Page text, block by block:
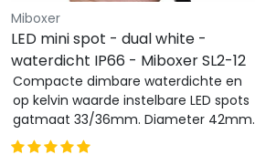
Miboxer
LED mini spot - dual white -
waterdicht IP66 - Miboxer SL2-12
Compacte dimbare waterdichte en
op kelvin waarde instelbare LED spots
gatmaat 33/36mm. Diameter 42mm.
Eenvoudig te bedie...